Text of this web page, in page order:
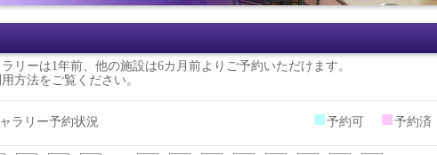
リーは1年前、他の施設は6カ月前よりご予約いただけます。
用方法をご覧ください。
ラリー予約状況 ■予約可 ■予約済